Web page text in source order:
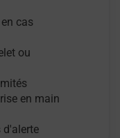
en cas
ou
en main
d'alerte